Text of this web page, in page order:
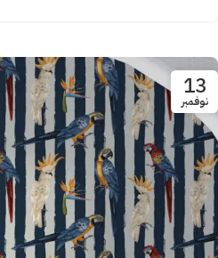
13
نوفمبر